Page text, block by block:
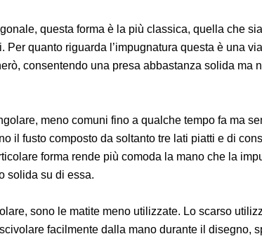
questa forma è la più classica, quella che
Per quanto riguarda l’impugnatura questa è una
consentendo una presa abbastanza solida ma
meno comuni fino a qualche tempo fa ma
il fusto composto da soltanto tre lati piatti e di
forma rende più comoda la mano che la
solida su di essa.
sono le matite meno utilizzate. Lo scarso
facilmente dalla mano durante il disegno,